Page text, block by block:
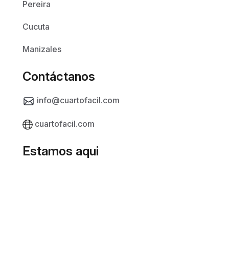
Pereira
Cucuta
Manizales
Contáctanos
info@cuartofacil.com
cuartofacil.com
Estamos aqui